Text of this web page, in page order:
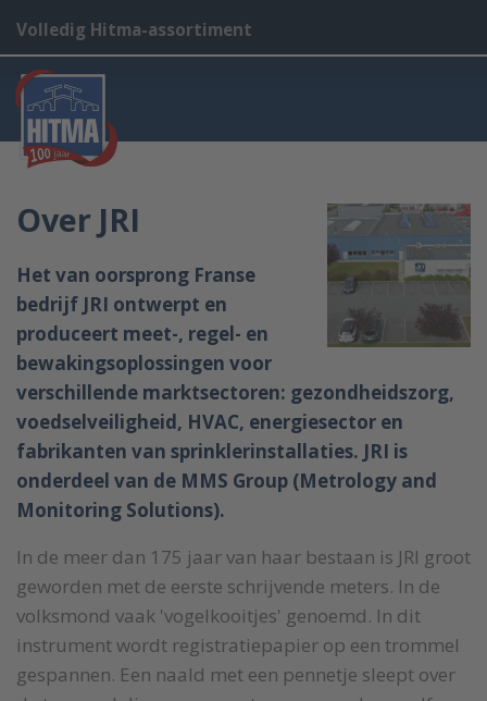
Volledig Hitma-assortiment
Over JRI
Het van oorsprong Franse
bedrijf JRI ontwerpt en
produceert meet-, regel- en
bewakingsoplossingen voor
verschillende marktsectoren: gezondheidszorg,
voedselveiligheid, HVAC, energiesector en
fabrikanten van sprinklerinstallaties. JRI is
onderdeel van de MMS Group (Metrology and
Monitoring Solutions).
In de meer dan 175 jaar van haar bestaan is JRI groot
geworden met de eerste schrijvende meters. In de
volksmond vaak 'vogelkooitjes' genoemd. In dit
instrument wordt registratiepapier op een trommel
gespannen. Een naald met een pennetje sleept over